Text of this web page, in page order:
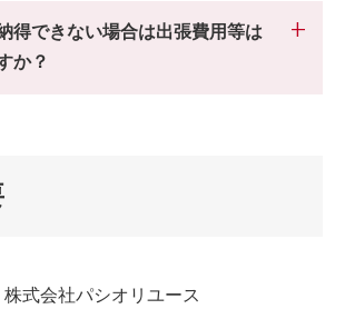
得できない場合は出張費用等は
か？
株式会社パシオリユース